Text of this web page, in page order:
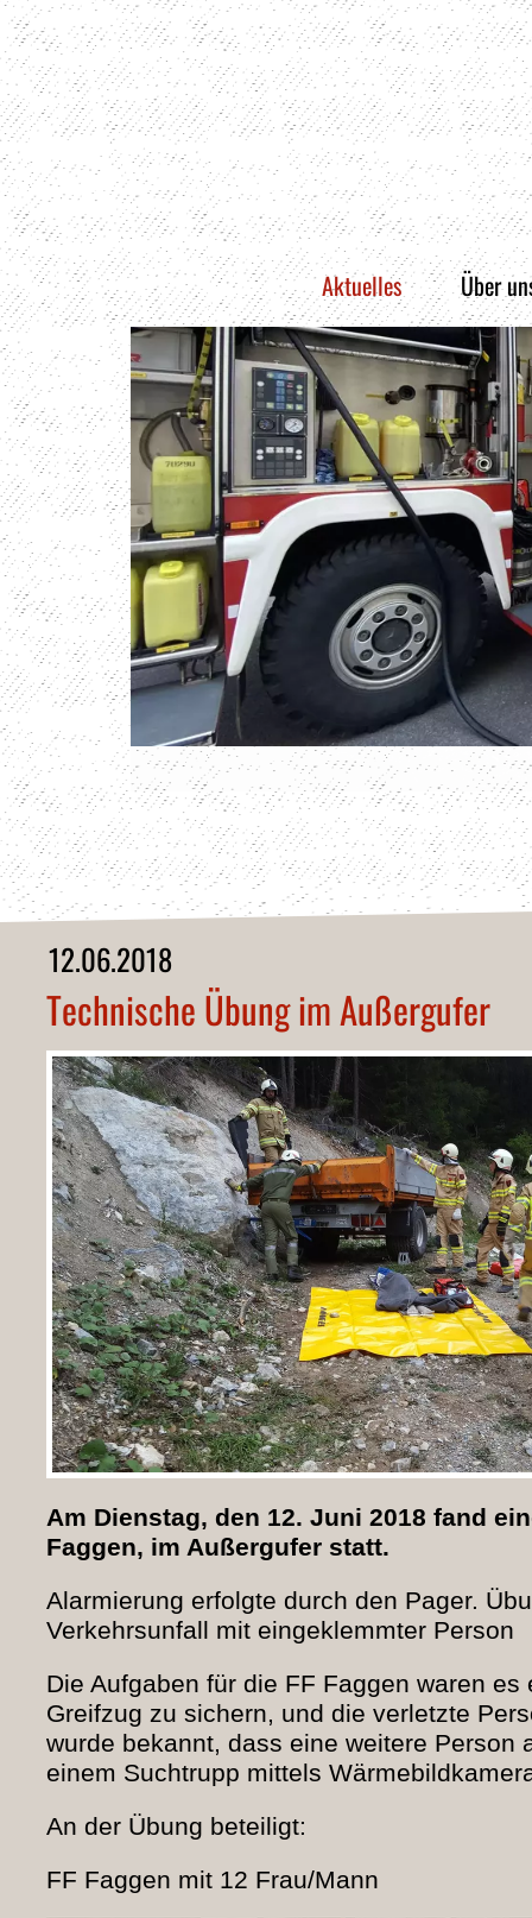
Aktuelles Über
12.06.2018
Technische Übung im Außergufer
Am Dienstag, den 12. Juni 2018 fand
Faggen, im Außergufer statt.
Alarmierung erfolgte durch den Pager.
Verkehrsunfall mit eingeklemmter Person
Die Aufgaben für die FF Faggen waren
Greifzug zu sichern, und die verletzte
wurde bekannt, dass eine weitere Person
einem Suchtrupp mittels
An der Übung beteiligt:
FF Faggen mit 12 Frau/Mann